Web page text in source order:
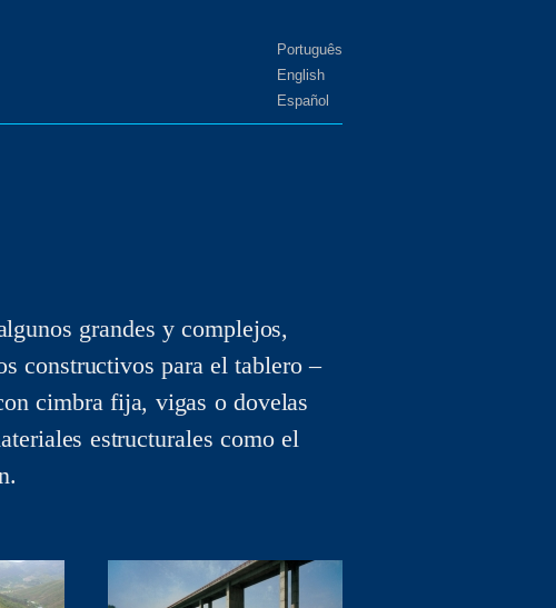
Português
English
Español
grandes y complejos,
constructivos para el tablero –
cimbra fija, vigas o dovelas
estructurales como el